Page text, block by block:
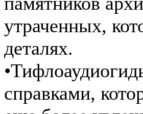
утраченных,
деталях.
справками,